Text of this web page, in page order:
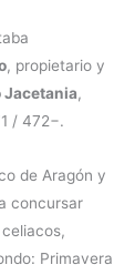
, propietario y
,
/ 472−.
de Aragón y
concursar
Primavera